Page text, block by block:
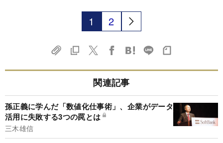
1 2
関連記事
孫正義に学んだ「数値化仕事術」、企業がデータ
活用に失敗する3つの罠とは
三木雄信